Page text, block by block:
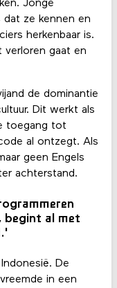
Jonge
dat ze kennen en
herkenbaar is.
verloren gaat en
de dominantie
Dit werkt als
toegang tot
al ontzegt. Als
geen Engels
achterstand.
begint al met
De
in een